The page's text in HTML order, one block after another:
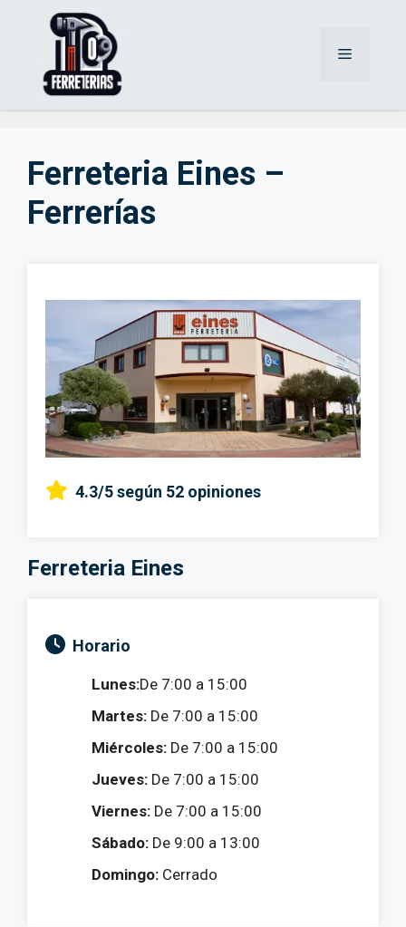
Menú
Ferreteria Eines –
Ferrerías
4.3/5según 52 opiniones
Ferreteria Eines
Horario
Lunes:De 7:00 a 15:00
Martes: De 7:00 a 15:00
Miércoles: De 7:00 a 15:00
Jueves: De 7:00 a 15:00
Viernes: De 7:00 a 15:00
Sábado: De 9:00 a 13:00
Domingo: Cerrado